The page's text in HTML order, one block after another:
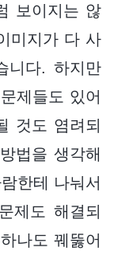
보이지는 않
미지가 다 사
니다. 하지만
제들도 있어
것도 염려되
법을 생각해
한테 나눠서
제도 해결되
나도 꿰뚫어